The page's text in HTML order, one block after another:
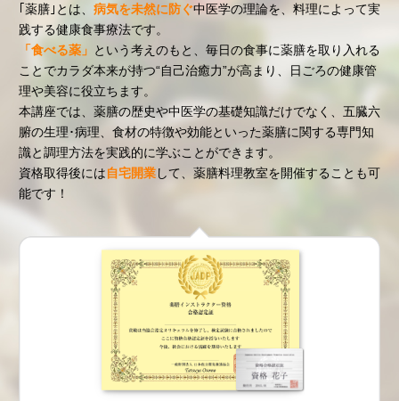
｢薬膳｣とは、 病気を未然に防ぐ中医学の理論を、料理によって実
践する健康食事療法です。
「食べる薬」 という考えのもと、毎日の食事に薬膳を取り入れる
ことでカラダ本来が持つ“自己治癒力”が高まり、日ごろの健康管
理や美容に役立ちます。
本講座では、薬膳の歴史や中医学の基礎知識だけでなく、五臓六
腑の生理･病理、食材の特徴や効能といった薬膳に関する専門知
識と調理方法を実践的に学ぶことができます。
資格取得後には自宅開業して、薬膳料理教室を開催することも可
能です！